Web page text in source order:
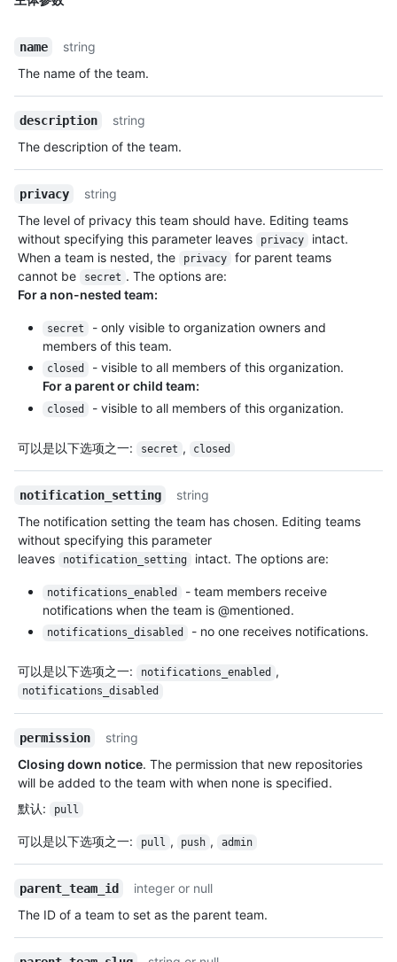
name
string
The name of the team.
description
string
The description of the team.
privacy
string
The level of privacy this team should have. Editing teams
without specifying this parameter leaves
privacy
intact.
When a team is nested, the
privacy
for parent teams
cannot be
secret . The options are:
For a non-nested team:
secret
- only visible to organization owners and
members of this team.
closed
- visible to all members of this organization.
For a parent or child team:
closed - visible to all members of this organization.
可以是以下选项之一: secret , closed
notification_setting
string
The notification setting the team has chosen. Editing teams
without specifying this parameter
leaves
notification_setting intact. The options are:
notifications_enabled
- team members receive
notifications when the team is @mentioned.
notifications_disabled - no one receives notifications.
可以是以下选项之一: notifications_enabled ,
notifications_disabled
permission
string
Closing down notice. The permission that new repositories
will be added to the team with when none is specified.
默认: pull
可以是以下选项之一: pull , push , admin
parent_team_id
integer or null
The ID of a team to set as the parent team.